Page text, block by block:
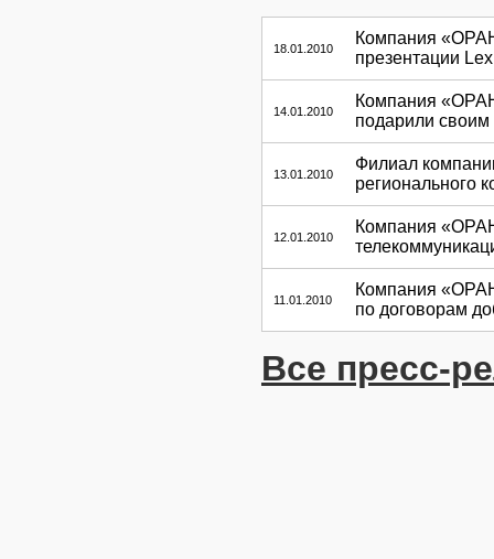
18.01.2010
Компания
презентации
14.01.2010
Компания
подарили своим
13.01.2010
Филиал
регионального
12.01.2010
Компания
11.01.2010
Компания
по договорам
Все пресс-